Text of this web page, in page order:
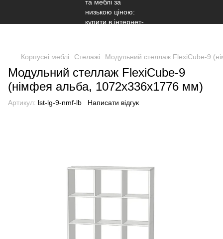
Корпусні меблі Стелажі Модульний стеллаж FlexiCube-9
Модульний стеллаж FlexiCube-9
(німфея альба, 1072х336х1776 мм)
Артикул: lst-lg-9-nmf-lb Написати відгук